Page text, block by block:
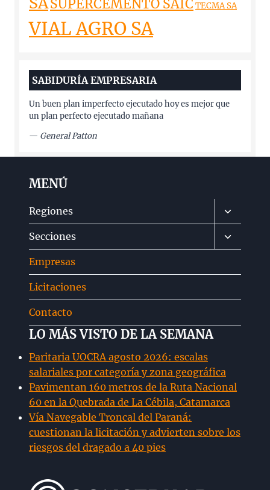
SUPERCEMENTO SAIC TECMA SA
VIAL AGRO SA
SABIDURÍA EMPRESARIA
Un buen plan imperfecto ejecutado hoy es mejor que
un plan perfecto ejecutado mañana
— General Patton
MENÚ
Regiones
Alternar
menú
hijo
Secciones
Alternar
menú
Empresas
Licitaciones
Contacto
LO MÁS VISTO DE LA SEMANA
Paritaria UOCRA agosto 2026: escalas
salariales por categoría y zona geográfica
Pavimentan 160 metros de la Ruta Nacional
60 en la Quebrada de La Cébila, Catamarca
Vía Navegable Troncal del Paraná:
cuestionan la licitación y advierten sobre los
riesgos del dragado a 40 pies